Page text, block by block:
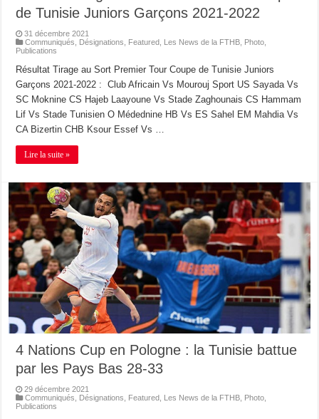
de Tunisie Juniors Garçons 2021-2022
31 décembre 2021
Communiqués, Désignations, Featured, Les News de la FTHB, Photo,
Publications
Résultat Tirage au Sort Premier Tour Coupe de Tunisie Juniors
Garçons 2021-2022 : Club Africain Vs Mourouj Sport US Sayada Vs
SC Moknine CS Hajeb Laayoune Vs Stade Zaghounais CS Hammam
Lif Vs Stade Tunisien O Médednine HB Vs ES Sahel EM Mahdia Vs
CA Bizertin CHB Ksour Essef Vs …
Lire la suite »
4 Nations Cup en Pologne : la Tunisie battue
par les Pays Bas 28-33
29 décembre 2021
Communiqués
Désignations Featured Les News de la FTHB Photo
Publications